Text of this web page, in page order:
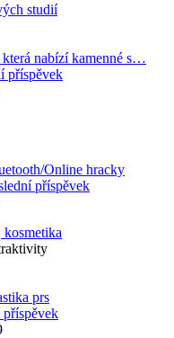
studií
která nabízí kamenné s…
příspěvek
Online hracky
příspěvek
kosmetika
prs